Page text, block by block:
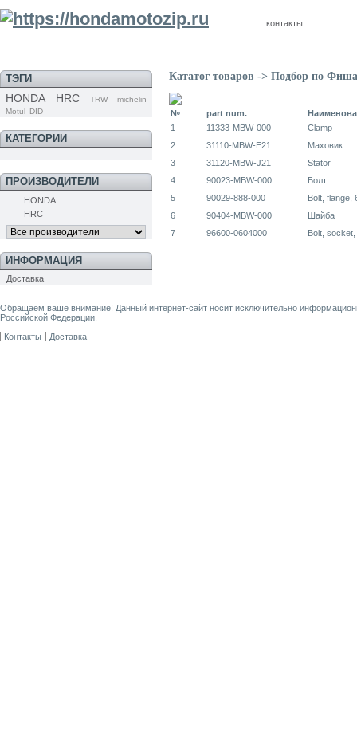
контакты
ТЭГИ
HONDA HRC TRW
michelin
Motul DID
КАТЕГОРИИ
ПРОИЗВОДИТЕЛИ
HONDA
HRC
ИНФОРМАЦИЯ
Доставка
Кататог товаров -> Подбор по
№ part num.
1
11333-MBW-000
Clamp
2
31110-MBW-E21
Маховик
3
31120-MBW-J21
Stator
4
90023-MBW-000
Болт
5
90029-888-000
Bolt, flange,
6
90404-MBW-000
Шайба
7
96600-0604000 Bolt,
Обращаем ваше внимание! Данный интернет-сайт носит исключительно
Российской Федерации.
Контакты
Доставка